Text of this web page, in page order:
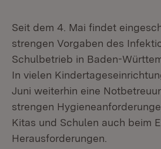
Seit dem 4. Mai findet
strengen Vorgaben des
Schulbetrieb in Baden-
In vielen
Juni weiterhin eine
strengen
Kitas und Schulen auch beim
Herausforderungen.